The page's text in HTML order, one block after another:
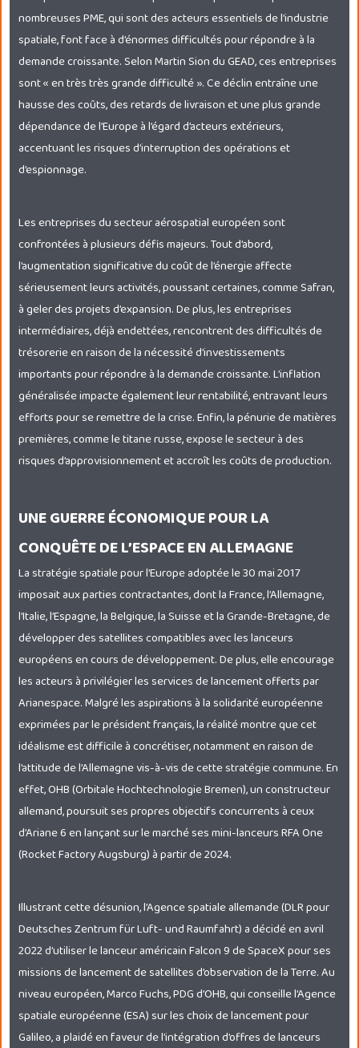
nombreuses PME, qui sont des acteurs essentiels de l’industrie
spatiale, font face à d’énormes difficultés pour répondre à la
demande croissante. Selon Martin Sion du GEAD, ces entreprises
sont « en très très grande difficulté ». Ce déclin entraîne une
hausse des coûts, des retards de livraison et une plus grande
dépendance de l’Europe à l’égard d’acteurs extérieurs,
accentuant les risques d’interruption des opérations et
d’espionnage.
Les entreprises du secteur aérospatial européen sont
confrontées à plusieurs défis majeurs. Tout d’abord,
l’augmentation significative du coût de l’énergie affecte
sérieusement leurs activités, poussant certaines, comme Safran,
à geler des projets d’expansion. De plus, les entreprises
intermédiaires, déjà endettées, rencontrent des difficultés de
trésorerie en raison de la nécessité d’investissements
importants pour répondre à la demande croissante. L’inflation
généralisée impacte également leur rentabilité, entravant leurs
efforts pour se remettre de la crise. Enfin, la pénurie de matières
premières, comme le titane russe, expose le secteur à des
risques d’approvisionnement et accroît les coûts de production.
UNE GUERRE ÉCONOMIQUE POUR LA
CONQUÊTE DE L’ESPACE EN ALLEMAGNE
La stratégie spatiale pour l’Europe adoptée le 30 mai 2017
imposait aux parties contractantes, dont la France, l’Allemagne,
l’Italie, l’Espagne, la Belgique, la Suisse et la Grande-Bretagne, de
développer des satellites compatibles avec les lanceurs
européens en cours de développement. De plus, elle encourage
les acteurs à privilégier les services de lancement offerts par
Arianespace. Malgré les aspirations à la solidarité européenne
exprimées par le président français, la réalité montre que cet
idéalisme est difficile à concrétiser, notamment en raison de
l’attitude de l’Allemagne vis-à-vis de cette stratégie commune. En
effet, OHB (Orbitale Hochtechnologie Bremen), un constructeur
allemand, poursuit ses propres objectifs concurrents à ceux
d’Ariane 6 en lançant sur le marché ses mini-lanceurs RFA One
(Rocket Factory Augsburg) à partir de 2024.
Illustrant cette désunion, l’Agence spatiale allemande (DLR pour
Deutsches Zentrum für Luft- und Raumfahrt) a décidé en avril
2022 d’utiliser le lanceur américain Falcon 9 de SpaceX pour ses
missions de lancement de satellites d’observation de la Terre. Au
niveau européen, Marco Fuchs, PDG d’OHB, qui conseille l’Agence
spatiale européenne (ESA) sur les choix de lancement pour
Galileo, a plaidé en faveur de l’intégration d’offres de lanceurs